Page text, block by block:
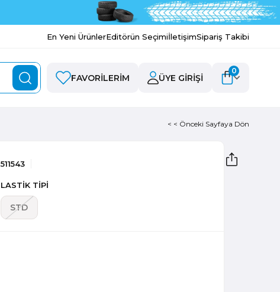
En Yeni ÜrünlerEditörün SeçimiİletişimSipariş Takibi
FAVORILERIM ÜYE GIRIŞI
0
< < Önceki Sayfaya Dön
511543
LASTİK TİPİ
STD